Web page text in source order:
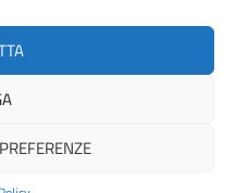
PRIVACY POLICY
PROVINCIA DI PAVIA |